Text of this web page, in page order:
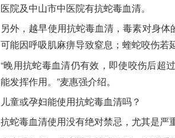
医院及中山市中医院有抗蛇毒血清。
另外，越早使用抗蛇毒血清，毒素对身
可能因呼吸肌麻痹导致窒息；蝰蛇咬伤若
“晚用抗蛇毒血清仍有效，即使咬伤后超
能发挥作用。”麦惠强介绍。
儿童或孕妇能使用抗蛇毒血清吗？
抗蛇毒血清使用没有绝对禁忌，尤其是严